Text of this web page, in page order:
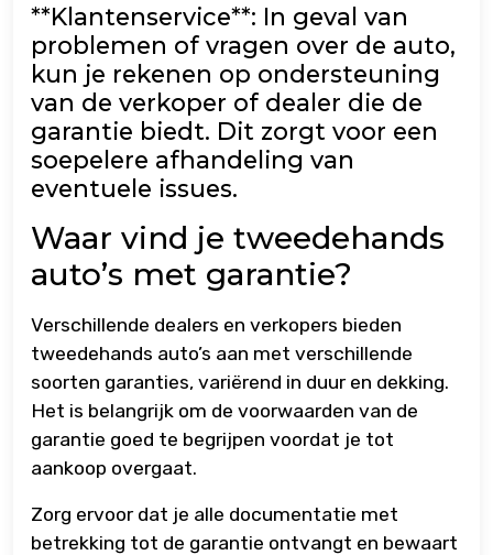
**Klantenservice**: In geval van
problemen of vragen over de auto,
kun je rekenen op ondersteuning
van de verkoper of dealer die de
garantie biedt. Dit zorgt voor een
soepelere afhandeling van
eventuele issues.
Waar vind je tweedehands
auto’s met garantie?
Verschillende dealers en verkopers bieden
tweedehands auto’s aan met verschillende
soorten garanties, variërend in duur en dekking.
Het is belangrijk om de voorwaarden van de
garantie goed te begrijpen voordat je tot
aankoop overgaat.
Zorg ervoor dat je alle documentatie met
betrekking tot de garantie ontvangt en bewaart